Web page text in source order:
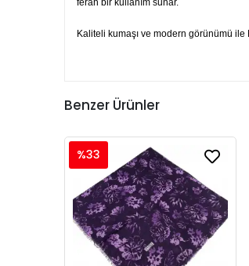
ferah bir kullanım sunar.
Kaliteli kumaşı ve modern görünümü ile
Benzer Ürünler
%33